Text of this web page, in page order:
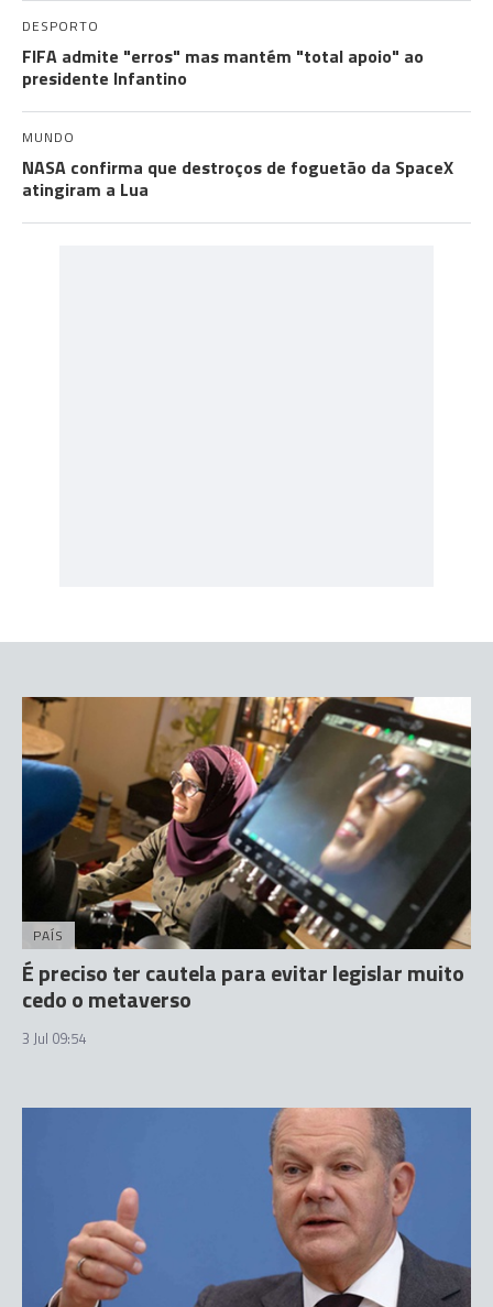
DESPORTO
FIFA admite "erros" mas mantém "total apoio" ao
presidente Infantino
MUNDO
NASA confirma que destroços de foguetão da SpaceX
atingiram a Lua
PAÍS
É preciso ter cautela para evitar legislar muito
cedo o metaverso
3 Jul 09:54